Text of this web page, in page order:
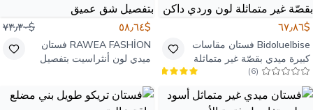
$٦٧٫٨٦
Bidoluelbise فستان مقاسات
كبيرة ميدي بقصّة غير متماثلة
لون وردي داكن
(
6
)
$٥٨٫٦٤ $٧٣٫٣٠
RAWEA FASHİON فستان
ميدي لون أنثراسيت بتفصيل